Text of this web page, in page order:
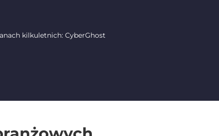
kilkuletnich: CyberGhost